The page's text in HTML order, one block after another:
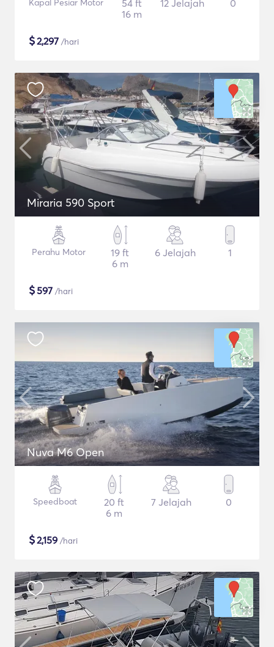
Kapal Pesiar Motor
54 ft
16 m
12 Jelajah 0
$2,297 /hari
Miraria 590 Sport
Perahu Motor
19 ft
6 m
6 Jelajah 1
$597 /hari
Nuva M6 Open
Speedboat
20 ft
6 m
7 Jelajah 0
$2,159 /hari